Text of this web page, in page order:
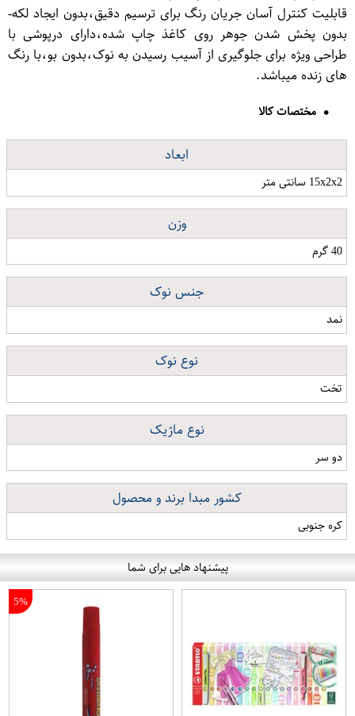
قابلیت کنترل آسان جریان رنگ برای ترسیم دقیق،بدون ایجاد لکه-
بدون پخش شدن جوهر روی کاغذ چاپ شده،دارای درپوشی با
طراحی ویژه برای جلوگیری از آسیب رسیدن به نوک،بدون بو،با رنگ
های زنده میباشد.
مختصات کالا
ابعاد
15x2x2 سانتی متر
وزن
40 گرم
جنس نوک
نمد
نوع نوک
تخت
نوع ماژیک
دو سر
کشور مبدا برند و محصول
کره جنوبی
پیشنهاد هایی برای شما
5%